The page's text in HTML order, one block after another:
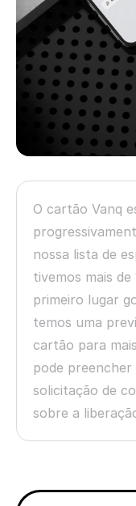
O cartão Vanq
nossa lista de
tivemos mais
primeiro lugar
temos uma
cartão para
pode
solicitação de
sobre a